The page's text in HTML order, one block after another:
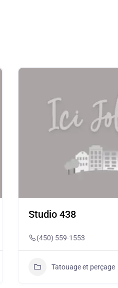
Studio 438
(450) 559-1553
Tatouage et perçage